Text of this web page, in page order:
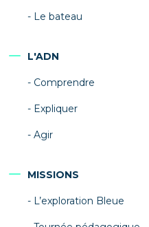
Le bateau
L'ADN
Comprendre
Expliquer
Agir
MISSIONS
L’exploration Bleue